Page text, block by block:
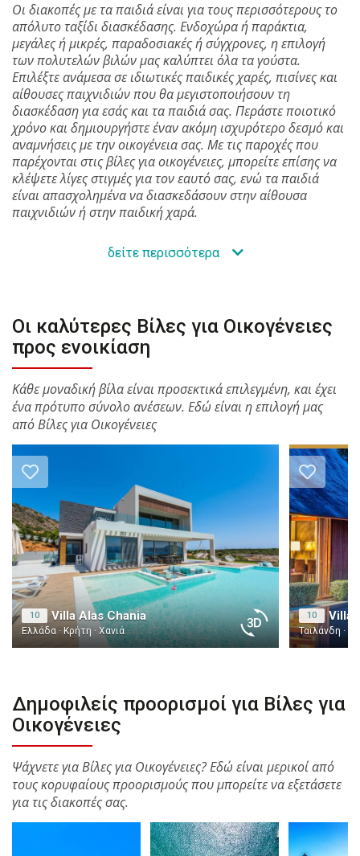
Οι διακοπές με τα παιδιά είναι για τους περισσότερους το
απόλυτο ταξίδι διασκέδασης. Ενδοχώρα ή παράκτια,
μεγάλες ή μικρές, παραδοσιακές ή σύγχρονες, η επιλογή
των πολυτελών βιλών μας καλύπτει όλα τα γούστα.
Επιλέξτε ανάμεσα σε ιδιωτικές παιδικές χαρές, πισίνες και
αίθουσες παιχνιδιών που θα μεγιστοποιήσουν τη
διασκέδαση για εσάς και τα παιδιά σας. Περάστε ποιοτικό
χρόνο και δημιουργήστε έναν ακόμη ισχυρότερο δεσμό και
αναμνήσεις με την οικογένεια σας. Με τις παροχές που
παρέχονται στις βίλες για οικογένειες, μπορείτε επίσης να
κλέψετε λίγες στιγμές για τον εαυτό σας, ενώ τα παιδιά
είναι απασχολημένα να διασκεδάσουν στην αίθουσα
παιχνιδιών ή στην παιδική χαρά.
δείτε περισσότερα
Οι καλύτερες Βίλες για Οικογένειες
προς ενοικίαση
Κάθε μοναδική βίλα είναι προσεκτικά επιλεγμένη, και έχει
ένα πρότυπο σύνολο ανέσεων. Εδώ είναι η επιλογή μας
από Βίλες για Οικογένειες
10 Villa Alas Chania
Ελλάδα · Κρήτη · Χανιά
10 Villa
Ταϊλάνδη ·
Δημοφιλείς προορισμοί για Βίλες για
Οικογένειες
Ψάχνετε για Βίλες για Οικογένειες? Εδώ είναι μερικοί από
τους κορυφαίους προορισμούς που μπορείτε να εξετάσετε
για τις διακοπές σας.